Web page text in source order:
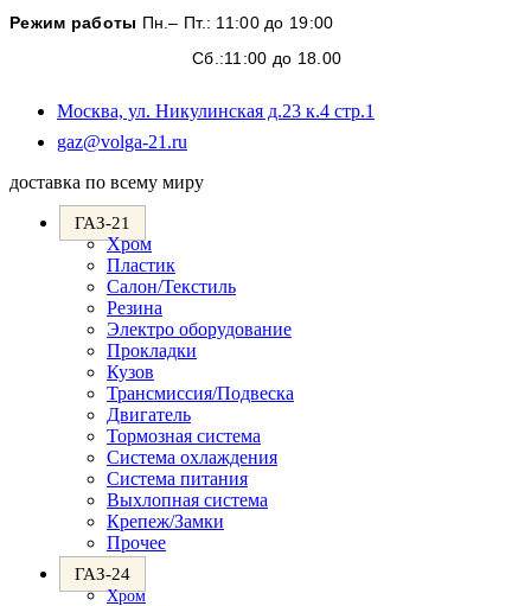
вашем
приложении
Режим работы Пн.– Пт.: 11:00 до 19:00
Сб.:11:00 до 18.00
Москва, ул. Никулинская д.23 к.4 стр.1
gaz@volga-21.ru
вашем
доставка по всему миру
ГАЗ-21
Хром
Пластик
Салон/Текстиль
Резина
Электро оборудование
Прокладки
Кузов
Трансмиссия/Подвеска
Двигатель
Тормозная система
Система охлаждения
Система питания
Выхлопная система
Крепеж/Замки
Прочее
ГАЗ-24
Хром